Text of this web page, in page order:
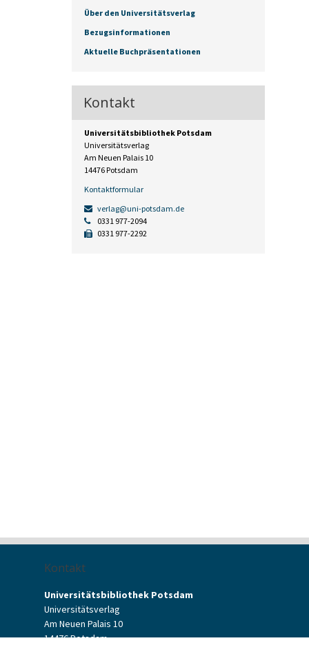
Über den Universitätsverlag
Bezugsinformationen
Aktuelle Buchpräsentationen
Kontakt
Universitätsbibliothek Potsdam
Universitätsverlag
Am Neuen Palais 10
14476 Potsdam
Kontaktformular
verlag@uni-potsdam.de
0331 977-2094
0331 977-2292
Kontakt
Universitätsbibliothek Potsdam
Universitätsverlag
Am Neuen Palais 10
14476 Potsdam